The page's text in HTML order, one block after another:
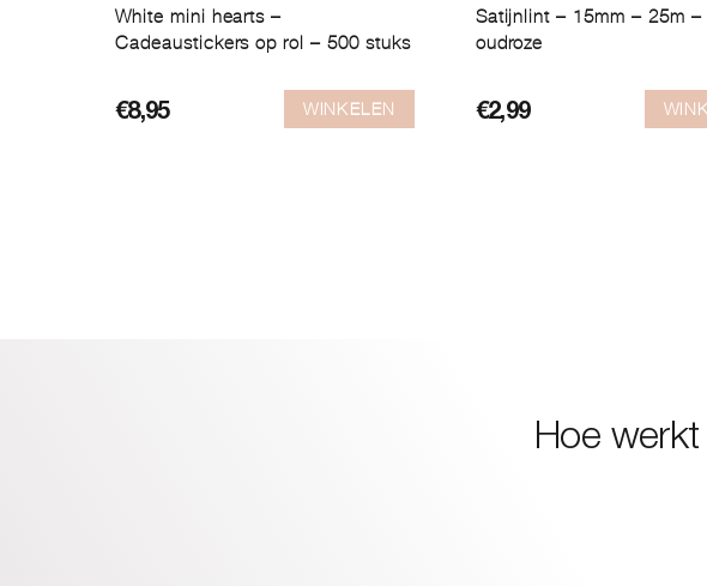
White mini hearts –
Cadeaustickers op rol – 500 stuks
€8,95 WINKELEN
Satijnlint – 15mm – 25m –
oudroze
€2,99
Hoe